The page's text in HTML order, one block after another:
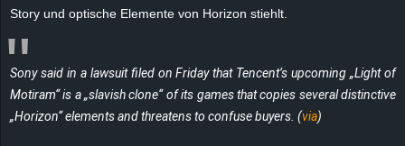
Story und optische Elemente von Horizon stiehlt.
Sony said in a lawsuit filed on Friday that Tencent’s upcoming „Light of
Motiram“ is a „slavish clone“ of its games that copies several distinctive
„Horizon“ elements and threatens to confuse buyers. (via)